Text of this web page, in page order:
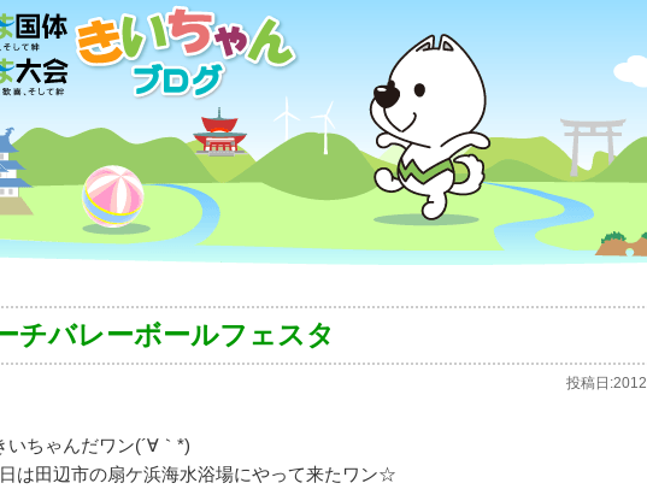
チバレーボールフェスタ
投稿日:
いちゃんだワン(´∀｀*)
は田辺市の扇ケ浜海水浴場にやって来たワン☆